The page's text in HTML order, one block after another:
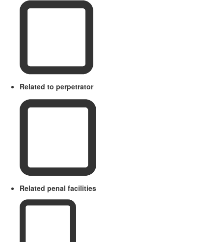
Related to perpetrator
Related penal facilities